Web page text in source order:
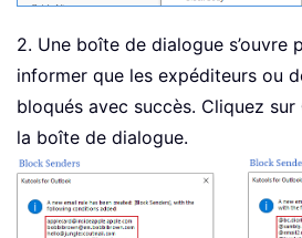
2. Une boîte de dialogue s’ouvre
informer que les expéditeurs ou
bloqués avec succès. Cliquez sur
la boîte de dialogue.